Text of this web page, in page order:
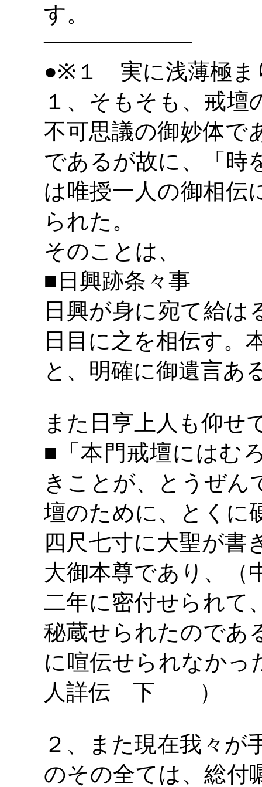
す。
―――――――――――
●※ １ 実に浅薄極ま
１、そもそも、戒壇
不可思議の御妙体で
であるが故に、「時
は唯授一人の御相伝
られた。
そのことは、
■ 日興跡条々事
日興が身に宛て給は
日目に之を相伝す。
と、明確に御遺言あ
また日亨上人も仰せ
■ 「本門戒壇にはむ
きことが、とうぜん
壇のために、とくに
四尺七寸に大聖が書
大御本尊であり、（
二年に密付せられて
秘蔵せられたのであ
に喧伝せられなか
人詳伝 下 ）
２、また現在我々が
のその全ては、総付